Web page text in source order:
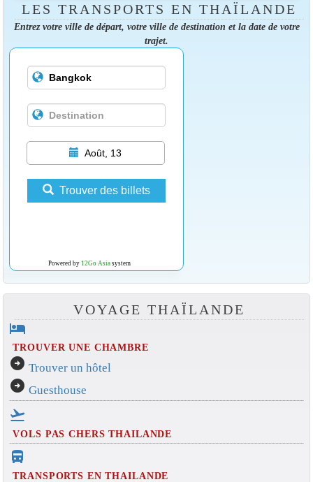
LES TRANSPORTS EN THAÏLANDE
Entrez votre ville de départ, votre ville de destination et la date de votre
trajet.
Août, 13
Trouver des billets
Powered by 12Go Asiasystem
VOYAGE THAÏLANDE
hotel
TROUVER UNE CHAMBRE
arrow_circle_right Trouver un hôtel
arrow_circle_right Guesthouse
flight_takeoff
VOLS PAS CHERS THAILANDE
directions_bus_filled
TRANSPORTS EN THAILANDE